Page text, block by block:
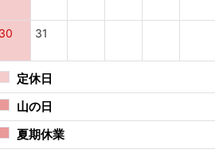
31
定休日
山の日
夏期休業